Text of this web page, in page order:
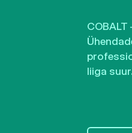
liiga